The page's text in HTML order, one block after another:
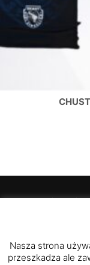
O Nas i
Formularz
Nasza strona
przeszkadza ale